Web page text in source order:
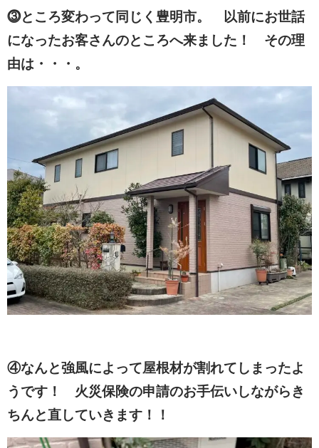
⓷ところ変わって同じく豊明市。 以前にお世話
になったお客さんのところへ来ました！ その理
由は・・・。
④なんと強風によって屋根材が割れてしまったよ
うです！ 火災保険の申請のお手伝いしながらき
ちんと直していきます！！